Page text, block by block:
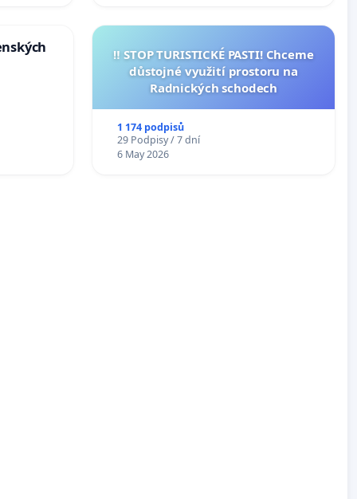
‼️ STOP TURISTICKÉ PASTI! Chceme
důstojné využití prostoru na
Radnických schodech
1 174 podpisů
29 Podpisy / 7 dní
6 May 2026